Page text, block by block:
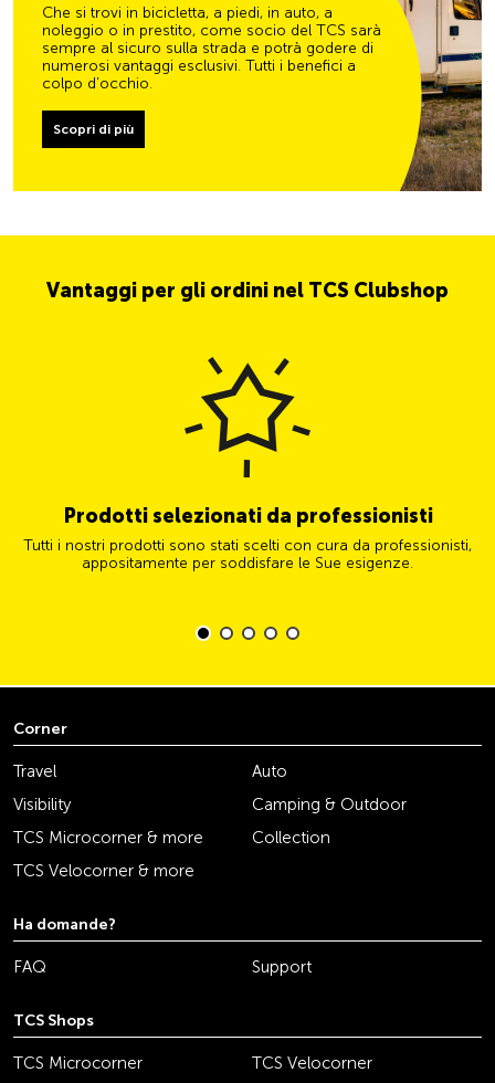
Che si trovi in bicicletta, a piedi, in auto, a
noleggio o in prestito, come socio del TCS sarà
sempre al sicuro sulla strada e potrà godere di
numerosi vantaggi esclusivi. Tutti i benefici a
colpo d’occhio.
Scopri di più
Vantaggi per gli ordini nel TCS Clubshop
Prodotti selezionati da professionisti
Tutti i nostri prodotti sono stati scelti con cura da professionisti,
appositamente per soddisfare le Sue esigenze.
Corner
Travel
Auto
Visibility
Camping & Outdoor
TCS Microcorner & more
Collection
TCS Velocorner & more
Ha domande?
FAQ Support
TCS Shops
TCS Microcorner
TCS Velocorner